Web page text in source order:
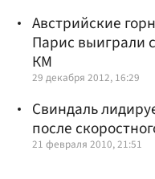
Австрийские
Парис выиграли
КМ
29 декабря 2012, 16:29
Свиндаль
после
21 февраля 2010, 21:51